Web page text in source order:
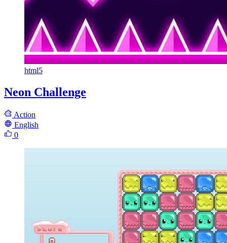
html5
Neon Challenge
Action
English
0